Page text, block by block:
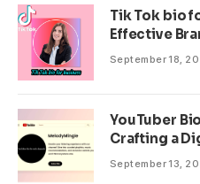
Tik Tok bio
Effective
September 18,
YouTuber
Crafting a
September 13,